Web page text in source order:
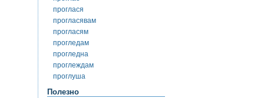
проглася
прогласявам
прогласям
прогледам
прогледна
проглеждам
проглуша
Полезно